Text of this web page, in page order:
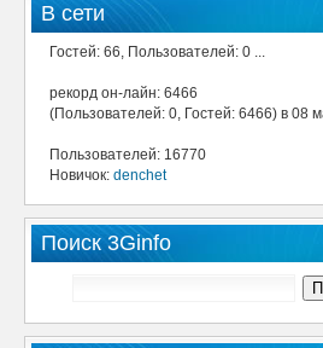
В сети
Гостей: 66, Пользователей: 0 ...
рекорд он-лайн: 6466
(Пользователей: 0, Гостей: 6466) в 08
Пользователей: 16770
Новичок: denchet
Поиск 3Ginfo